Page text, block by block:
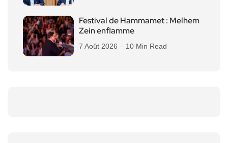
Festival de Hammamet : Melhem
Zein enflamme
7 Août 2026 10 Min Read